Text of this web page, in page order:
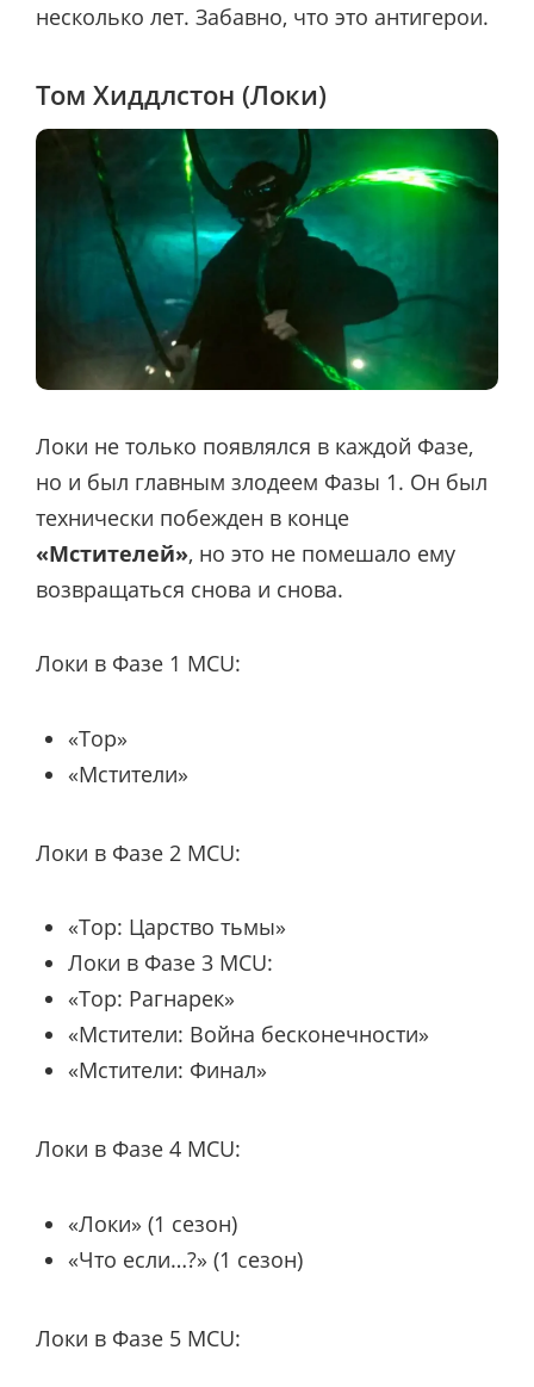
несколько лет. Забавно, что это антигерои.
Том Хиддлстон (Локи)
Локи не только появлялся в каждой Фазе,
но и был главным злодеем Фазы 1. Он был
технически побежден в конце
«Мстителей», но это не помешало ему
возвращаться снова и снова.
Локи в Фазе 1 MCU:
«Тор»
«Мстители»
Локи в Фазе 2 MCU:
«Тор: Царство тьмы»
Локи в Фазе 3 MCU:
«Тор: Рагнарек»
«Мстители: Война бесконечности»
«Мстители: Финал»
Локи в Фазе 4 MCU:
«Локи» (1 сезон)
«Что если…?» (1 сезон)
Локи в Фазе 5 MCU: